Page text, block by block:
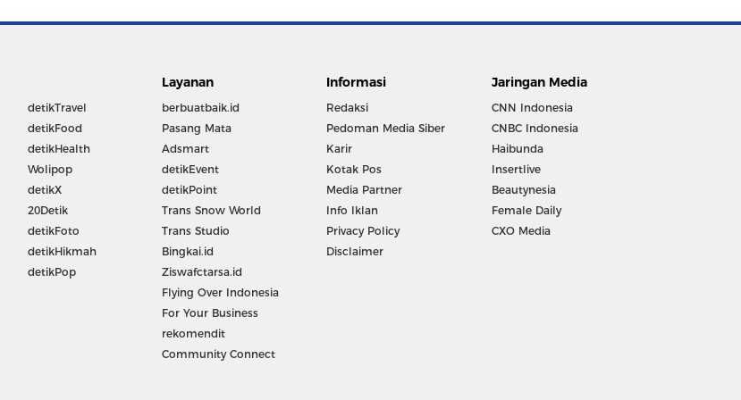
detikTravel
detikFood
detikHealth
Wolipop
detikX
20Detik
detikFoto
detikHikmah
detikPop
Layanan
berbuatbaik.id
Pasang Mata
Adsmart
detikEvent
detikPoint
Trans Snow World
Trans Studio
Bingkai.id
Ziswafctarsa.id
Flying Over Indonesia
For Your Business
rekomendit
Community Connect
Informasi
Redaksi
Pedoman Media Siber
Karir
Kotak Pos
Media Partner
Info Iklan
Privacy Policy
Disclaimer
Jaringan Media
CNN Indonesia
CNBC Indonesia
Haibunda
Insertlive
Beautynesia
Female Daily
CXO Media